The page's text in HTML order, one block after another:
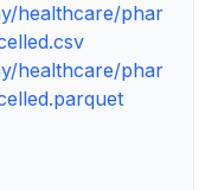
healthcare/phar
healthcare/phar